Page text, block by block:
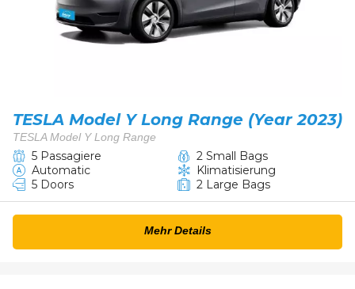
TESLA Model Y Long Range (Year 2023)
TESLA Model Y Long Range
5 Passagiere
2 Small Bags
Automatic
Klimatisierung
5 Doors
2 Large Bags
Mehr Details